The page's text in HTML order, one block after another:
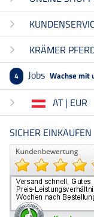
KRÄMER
4 Jobs Wachse mit
AT | EUR
SICHER EINKAUFEN